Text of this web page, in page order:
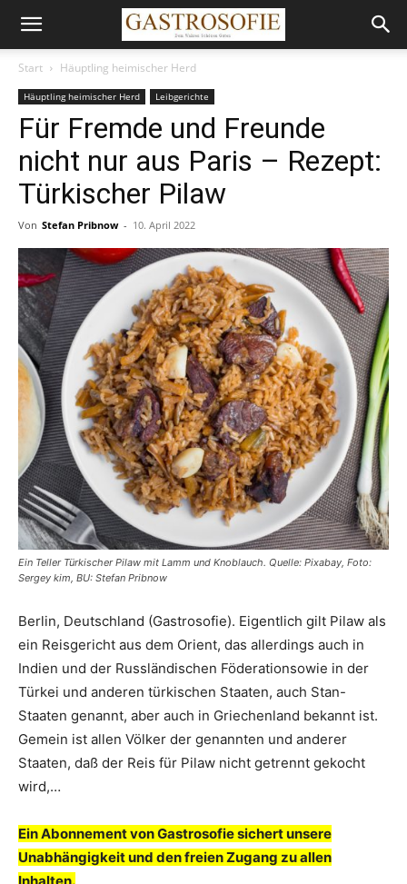
Start Häuptling heimischer Herd
Häuptling heimischer Herd Leibgerichte
Für Fremde und Freunde
nicht nur aus Paris – Rezept:
Türkischer Pilaw
Von Stefan Pribnow - 10. April 2022
Ein Teller Türkischer Pilaw mit Lamm und Knoblauch. Quelle: Pixabay, Foto:
Sergey kim, BU: Stefan Pribnow
Berlin, Deutschland (Gastrosofie). Eigentlich gilt Pilaw als
ein Reisgericht aus dem Orient, das allerdings auch in
Indien und der Russländischen Föderationsowie in der
Türkei und anderen türkischen Staaten, auch Stan-
Staaten genannt, aber auch in Griechenland bekannt ist.
Gemein ist allen Völker der genannten und anderer
Staaten, daß der Reis für Pilaw nicht getrennt gekocht
wird,…
Ein Abonnement von Gastrosofie sichert unsere
Unabhängigkeit und den freien Zugang zu allen